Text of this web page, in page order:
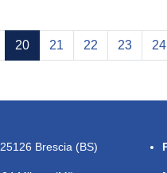
20 21 22 23 24
Brescia (BS)